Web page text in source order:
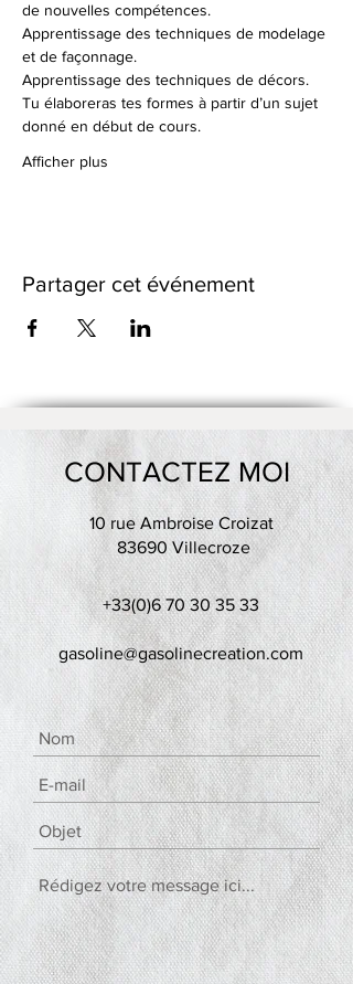
de nouvelles compétences.
Apprentissage des techniques de modelage
et de façonnage.
Apprentissage des techniques de décors.
Tu élaboreras tes formes à partir d’un sujet
donné en début de cours.
Afficher plus
Partager cet événement
CONTACTEZ MOI
10 rue Ambroise Croizat
83690 Villecroze
+33(0)6 70 30 35 33
gasoline@gasolinecreation.com